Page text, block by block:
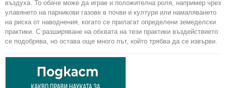
въздуха. То обаче може да играе и положителна роля, например чрез
улавянето на парникови газове в почви и култури или намаляването
на риска от наводнения, когато се прилагат определени земеделски
практики. С разширяване на обхвата на тези практики въздействието
се подобрява, но остава още много път, който трябва да се извърви.